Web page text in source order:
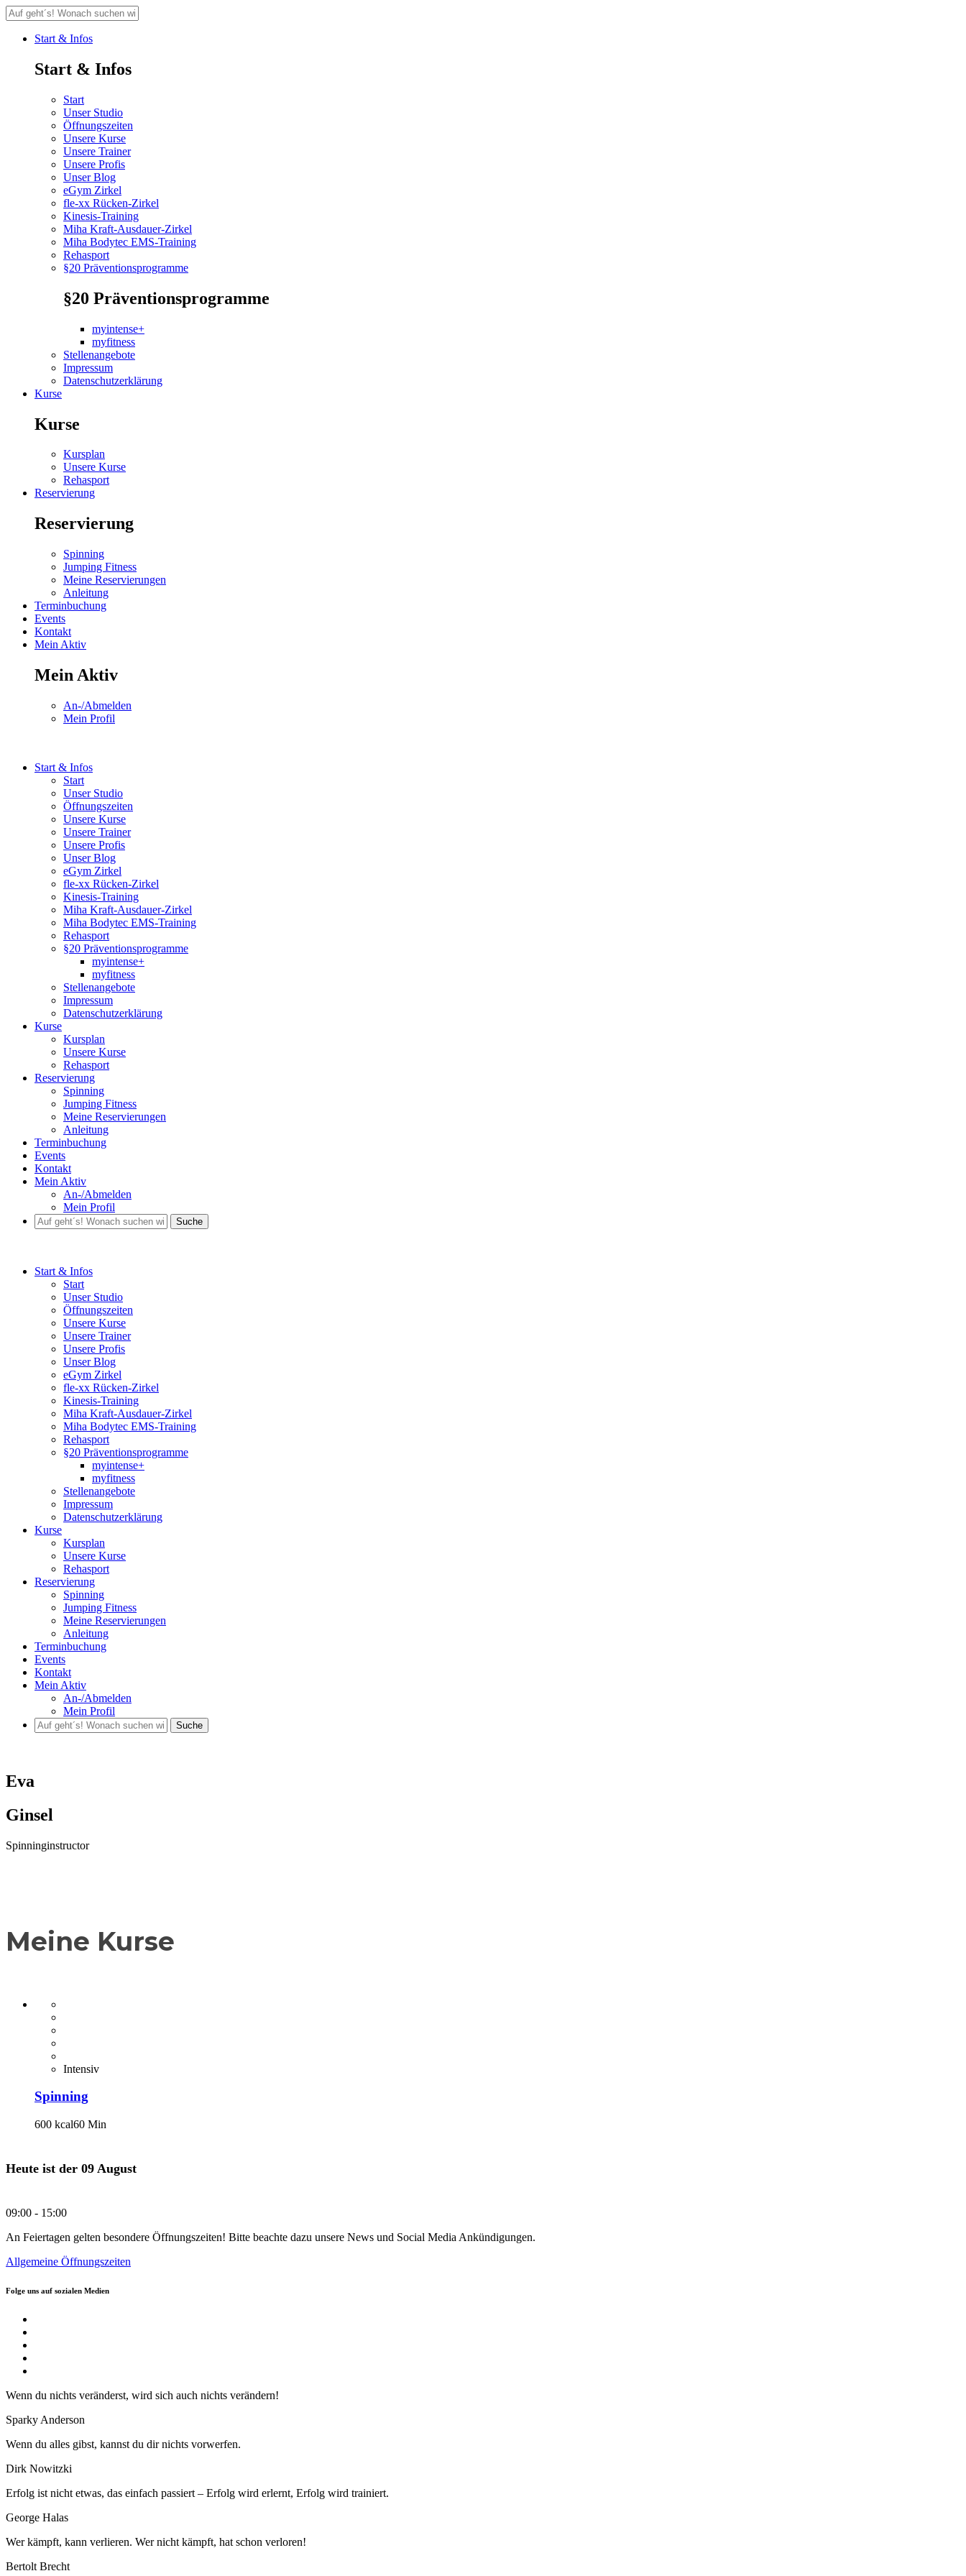
Start & Infos
Start & Infos
Start
Unser Studio
Öffnungszeiten
Unsere Kurse
Unsere Trainer
Unsere Profis
Unser Blog
eGym Zirkel
fle-xx Rücken-Zirkel
Kinesis-Training
Miha Kraft-Ausdauer-Zirkel
Miha Bodytec EMS-Training
Rehasport
§20 Präventionsprogramme
§20 Präventionsprogramme
myintense+
myfitness
Stellenangebote
Impressum
Datenschutzerklärung
Kurse
Kurse
Kursplan
Unsere Kurse
Rehasport
Reservierung
Reservierung
Spinning
Jumping Fitness
Meine Reservierungen
Anleitung
Terminbuchung
Events
Kontakt
Mein Aktiv
Mein Aktiv
An-/Abmelden
Mein Profil
Start & Infos
Start
Unser Studio
Öffnungszeiten
Unsere Kurse
Unsere Trainer
Unsere Profis
Unser Blog
eGym Zirkel
fle-xx Rücken-Zirkel
Kinesis-Training
Miha Kraft-Ausdauer-Zirkel
Miha Bodytec EMS-Training
Rehasport
§20 Präventionsprogramme
myintense+
myfitness
Stellenangebote
Impressum
Datenschutzerklärung
Kurse
Kursplan
Unsere Kurse
Rehasport
Reservierung
Spinning
Jumping Fitness
Meine Reservierungen
Anleitung
Terminbuchung
Events
Kontakt
Mein Aktiv
An-/Abmelden
Mein Profil
Suche
Start & Infos
Start
Unser Studio
Öffnungszeiten
Unsere Kurse
Unsere Trainer
Unsere Profis
Unser Blog
eGym Zirkel
fle-xx Rücken-Zirkel
Kinesis-Training
Miha Kraft-Ausdauer-Zirkel
Miha Bodytec EMS-Training
Rehasport
§20 Präventionsprogramme
myintense+
myfitness
Stellenangebote
Impressum
Datenschutzerklärung
Kurse
Kursplan
Unsere Kurse
Rehasport
Reservierung
Spinning
Jumping Fitness
Meine Reservierungen
Anleitung
Terminbuchung
Events
Kontakt
Mein Aktiv
An-/Abmelden
Mein Profil
Suche
Eva
Ginsel
Spinninginstructor
Meine Kurse
Intensiv
Spinning
600 kcal60 Min
Heute ist der 09 August
09:00 - 15:00
An Feiertagen gelten besondere Öffnungszeiten! Bitte beachte dazu unsere News und Social Media Ankündigungen.
Allgemeine Öffnungszeiten
Folge uns auf sozialen Medien
Wenn du nichts veränderst, wird sich auch nichts verändern!
Sparky Anderson
Wenn du alles gibst, kannst du dir nichts vorwerfen.
Dirk Nowitzki
Erfolg ist nicht etwas, das einfach passiert – Erfolg wird erlernt, Erfolg wird trainiert.
George Halas
Wer kämpft, kann verlieren. Wer nicht kämpft, hat schon verloren!
Bertolt Brecht